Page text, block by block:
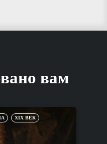
вам
XIX ВЕК